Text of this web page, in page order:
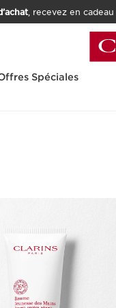
, recevez en cadeau
Spéciales